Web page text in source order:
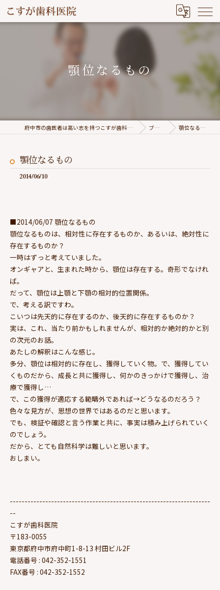
顎位なるもの
府中市の歯医者は高い志を持つこすが歯科医院 ブログ 顎位なるもの
顎位なるもの
2014/06/10
■2014/06/07 顎位なるもの
顎位なるものは、相対性に存在するものか、あるいは、絶対性に
存在するものか？
一時はずっと考えていました。
オンギャアと、生まれた時から、顎位は存在する。奇形でなけれ
ば。
だって、顎位は上顎と下顎の相対的位置関係。
で、考える訳ですわ。
こいつは先天的に存在するのか、後天的に存在するものか？
実は、これ、当たり前かもしれませんが、相対的か絶対的かと別
の次元のお話。
あたしの解釈はこんな感じ。
多分、顎位は相対的に存在し、獲得していく物。で、獲得してい
くものだから、成長と共に獲得し、何かのきっかけで獲得し、治
療で獲得し…
で、この獲得が適応する範疇外であれば→どうなるのだろう？
色々な見方が、思想の世界ではあるのだと思います。
でも、検証や確認と言う作業と共に、事実は積み上げられていく
のでしょう。
だから、とても自然科学は難しいと思います。
おしまい。
--------------------------------------------------------------------
--
こすが歯科医院
〒183-0055
東京都府中市府中町1-8-13 村田ビル2F
電話番号 : 042-352-1551
FAX番号 : 042-352-1552